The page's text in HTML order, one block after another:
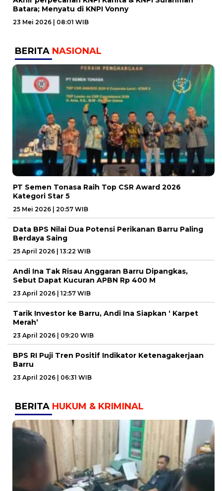
Batara; Menyatu di KNPI Vonny
23 Mei 2026 | 08:01 WIB
BERITA NASIONAL
PT Semen Tonasa Raih Top CSR Award 2026
Kategori Star 5
25 Mei 2026 | 20:57 WIB
Data BPS Nilai Dua Potensi Perikanan Barru Paling
Berdaya Saing
25 April 2026 | 13:22 WIB
Andi Ina Tak Risau Anggaran Barru Dipangkas,
Sebut Dapat Kucuran APBN Rp 400 M
23 April 2026 | 12:57 WIB
Tarik Investor ke Barru, Andi Ina Siapkan ‘ Karpet
Merah’
23 April 2026 | 09:20 WIB
BPS RI Puji Tren Positif Indikator Ketenagakerjaan
Barru
23 April 2026 | 06:31 WIB
BERITA HUKUM & KRIMINAL